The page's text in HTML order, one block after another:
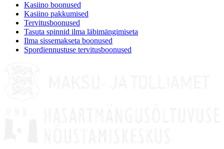
Kasiino boonused
Kasiino pakkumised
Tervitusboonused
Tasuta spinnid ilma läbimängimiseta
Ilma sissemakseta boonused
Spordiennustuse tervitusboonused